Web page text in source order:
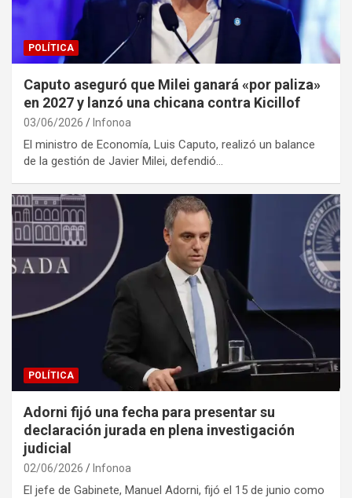
POLÍTICA
Caputo aseguró que Milei ganará «por paliza»
en 2027 y lanzó una chicana contra Kicillof
03/06/2026 Infonoa
El ministro de Economía, Luis Caputo, realizó un balance
de la gestión de Javier Milei, defendió…
POLÍTICA
Adorni fijó una fecha para presentar su
declaración jurada en plena investigación
judicial
02/06/2026 Infonoa
El jefe de Gabinete, Manuel Adorni, fijó el 15 de junio como